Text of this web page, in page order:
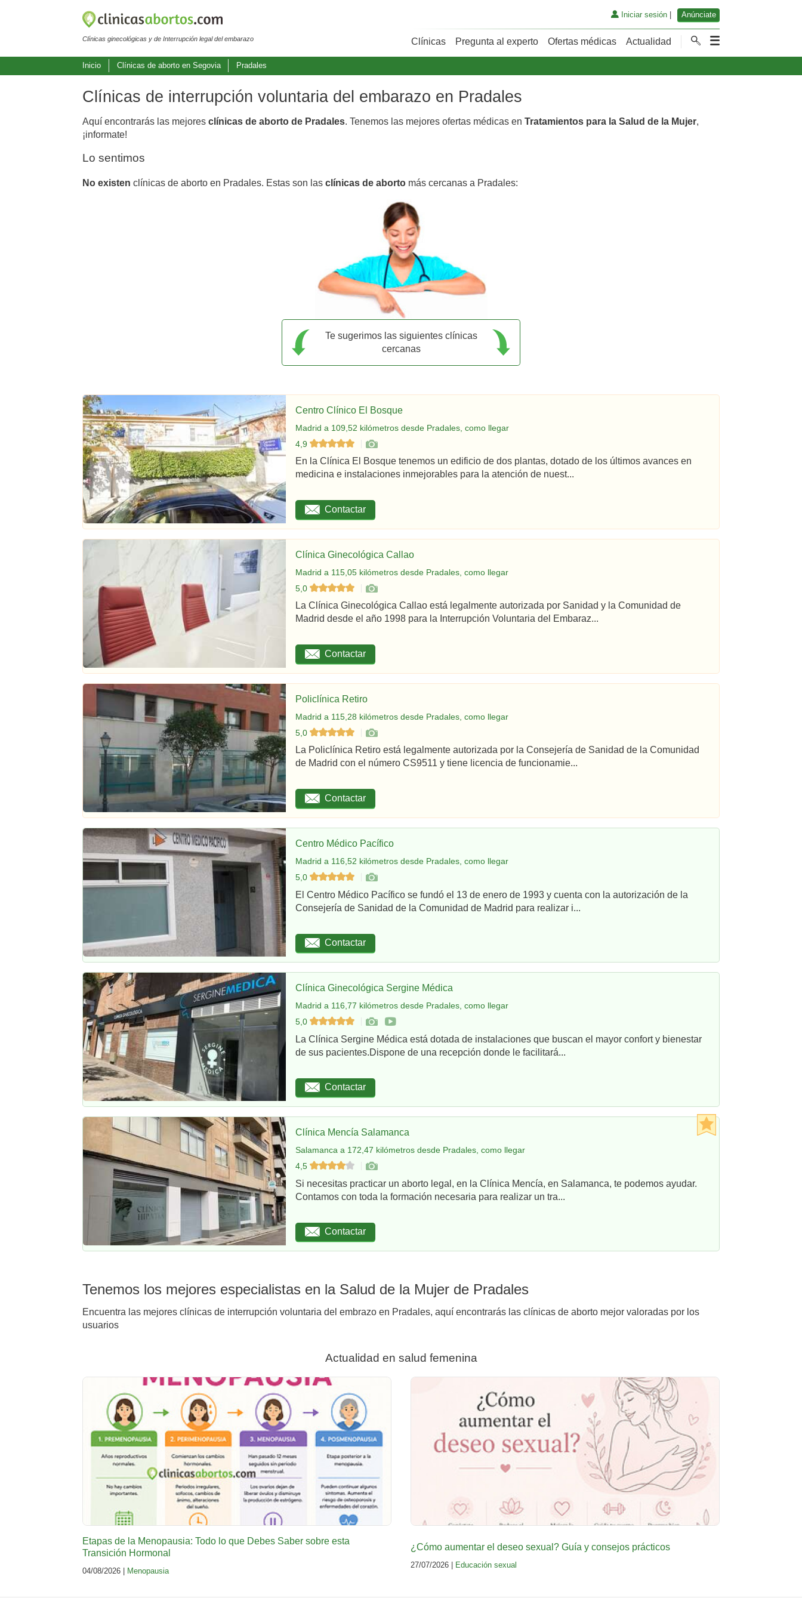
Clínicas ginecológicas y de Interrupción legal del embarazo
Iniciar sesión| Anúnciate
Clínicas Pregunta al experto Ofertas médicas Actualidad
Inicio Clínicas de aborto en Segovia Pradales
Clínicas de interrupción voluntaria del embarazo en Pradales
Aquí encontrarás las mejores clínicas de aborto de Pradales. Tenemos las mejores ofertas médicas en Tratamientos para la Salud de la Mujer,
¡informate!
Lo sentimos
No existen clínicas de aborto en Pradales. Estas son las clínicas de aborto más cercanas a Pradales:
Te sugerimos las siguientes clínicas
cercanas
Centro Clínico El Bosque
Madrid a 109,52 kilómetros desde Pradales, como llegar
4,9
En la Clínica El Bosque tenemos un edificio de dos plantas, dotado de los últimos avances en
medicina e instalaciones inmejorables para la atención de nuest...
Contactar
Clínica Ginecológica Callao
Madrid a 115,05 kilómetros desde Pradales, como llegar
5,0
La Clínica Ginecológica Callao está legalmente autorizada por Sanidad y la Comunidad de
Madrid desde el año 1998 para la Interrupción Voluntaria del Embaraz...
Contactar
Policlínica Retiro
Madrid a 115,28 kilómetros desde Pradales, como llegar
5,0
La Policlínica Retiro está legalmente autorizada por la Consejería de Sanidad de la Comunidad
de Madrid con el número CS9511 y tiene licencia de funcionamie...
Contactar
Centro Médico Pacífico
Madrid a 116,52 kilómetros desde Pradales, como llegar
5,0
El Centro Médico Pacífico se fundó el 13 de enero de 1993 y cuenta con la autorización de la
Consejería de Sanidad de la Comunidad de Madrid para realizar i...
Contactar
Clínica Ginecológica Sergine Médica
Madrid a 116,77 kilómetros desde Pradales, como llegar
5,0
La Clínica Sergine Médica está dotada de instalaciones que buscan el mayor confort y bienestar
de sus pacientes.Dispone de una recepción donde le facilitará...
Contactar
Clínica Mencía Salamanca
Salamanca a 172,47 kilómetros desde Pradales, como llegar
4,5
Si necesitas practicar un aborto legal, en la Clínica Mencía, en Salamanca, te podemos ayudar.
Contamos con toda la formación necesaria para realizar un tra...
Contactar
Tenemos los mejores especialistas en la Salud de la Mujer de Pradales
Encuentra las mejores clínicas de interrupción voluntaria del embrazo en Pradales, aquí encontrarás las clínicas de aborto mejor valoradas por los
usuarios
Actualidad en salud femenina
Etapas de la Menopausia: Todo lo que Debes Saber sobre esta
Transición Hormonal
04/08/2026 | Menopausia
¿Cómo aumentar el deseo sexual? Guía y consejos prácticos
27/07/2026 | Educación sexual